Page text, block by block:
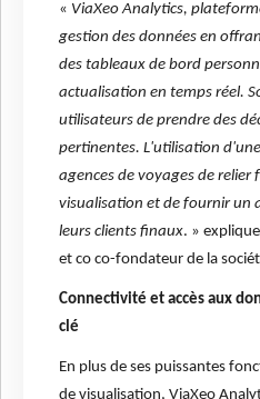
« ViaXeo Analytics,
gestion des données en
des tableaux de bord
actualisation en temps réel.
utilisateurs de prendre des
pertinentes. L'utilisation
agences de voyages de relier
visualisation et de fournir un
leurs clients finaux. »
et co co-fondateur de la
Connectivité et accès aux
clé
En plus de ses puissantes
de visualisation, ViaXeo